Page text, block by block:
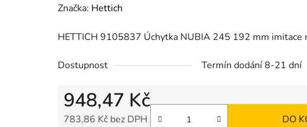
hodnocení
je
z
hvězdiček.
Značka: Hettich
HETTICH 9105837 Úchytka NUBIA 245 192 mm imitace
Dostupnost Termín dodání 8-21 dní
948,47 Kč
783,86 Kč bez DPH
DO